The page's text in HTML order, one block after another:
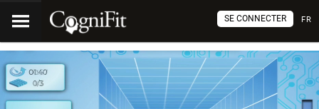
FR
SE CONNECTER